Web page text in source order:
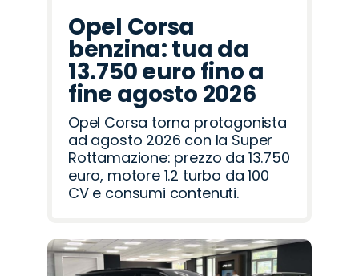
Opel Corsa
benzina: tua da
13.750 euro fino a
fine agosto 2026
Opel Corsa torna protagonista
ad agosto 2026 con la Super
Rottamazione: prezzo da 13.750
euro, motore 1.2 turbo da 100
CV e consumi contenuti.